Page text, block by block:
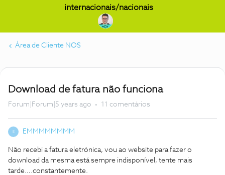
internacionais/nacionais
Área de Cliente NOS
Download de fatura não funciona
Forum|Forum|5 years ago 11 comentários
E EMMMMMMMM
Não recebi a fatura eletrónica, vou ao website para fazer o
download da mesma está sempre indisponível, tente mais
tarde….constantemente.